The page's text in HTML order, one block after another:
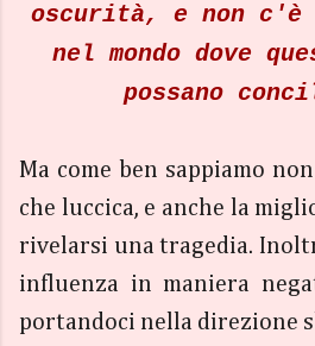
oscurità, e non c'è
nel mondo dove
possano
Ma come ben sappiamo
che luccica, e anche la
rivelarsi una tragedia.
influenza in maniera
portandoci nella direzione